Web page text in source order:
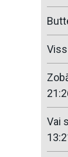
Vai